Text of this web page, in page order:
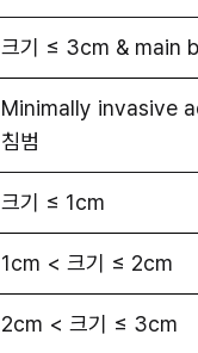
크기 ≤ 3cm & main
Minimally invasive
침범
크기 ≤ 1cm
1cm < 크기 ≤ 2cm
2cm < 크기 ≤ 3cm